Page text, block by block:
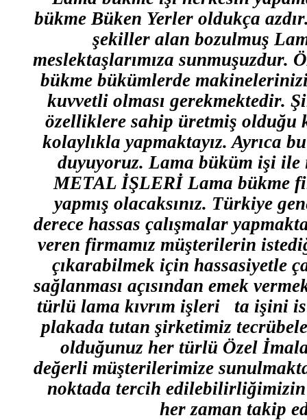
bükme Büken Yerler oldukça
şekiller alan bozulmuş
meslektaşlarımıza sunmuşuzdur.
bükme bükümlerde
kuvvetli olması gerekmektedir.
özelliklere sahip üretmiş olduğu
kolaylıkla yapmaktayız. Ayrıca
duyuyoruz. Lama büküm işi
METAL İŞLERİ Lama bükme
yapmış olacaksınız. Türkiye
derece hassas çalışmalar
veren firmamız müşterilerin
çıkarabilmek için hassasiyetle
sağlanması açısından emek
türlü lama kıvrım işleri ta işini
plakada tutan şirketimiz
olduğunuz her türlü Özel
değerli müşterilerimize
noktada tercih edilebilirliğimizin
her zaman takip